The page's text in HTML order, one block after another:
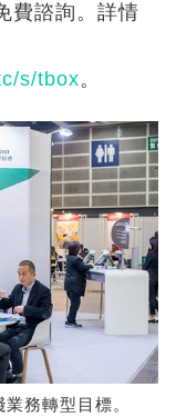
費諮詢。詳情
s/tbox。
務轉型目標。